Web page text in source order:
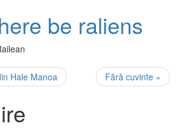
be raliens
Hale Manoa Fără cuvinte »